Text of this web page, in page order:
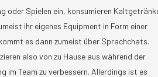
oder Spielen ein, konsumieren
ihr eigenes Equipment in Form einer
es dann zumeist über Sprachchats.
also von zu Hause aus während der
im Team zu verbessern. Allerdings ist es